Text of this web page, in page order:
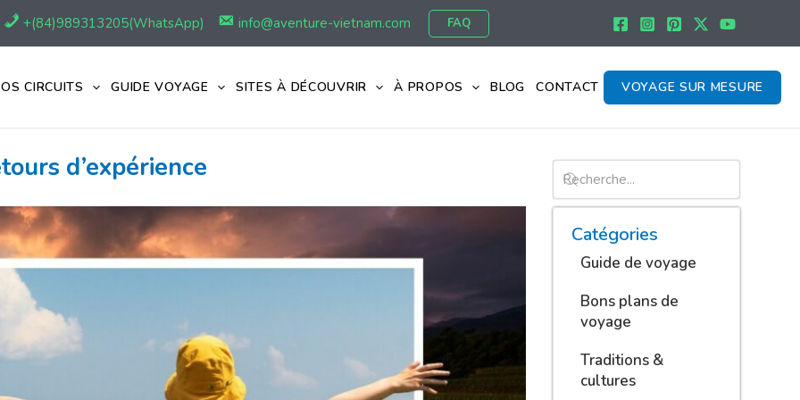
+(84)989313205(WhatsApp) info@aventure-vietnam.com FAQ
CIRCUITS GUIDE VOYAGE SITES À DÉCOUVRIR À PROPOS BLOG CONTACT VOYAGE SUR MESURE
d’expérience
Catégories
Guide de voyage
Bons plans de
voyage
Traditions &
cultures